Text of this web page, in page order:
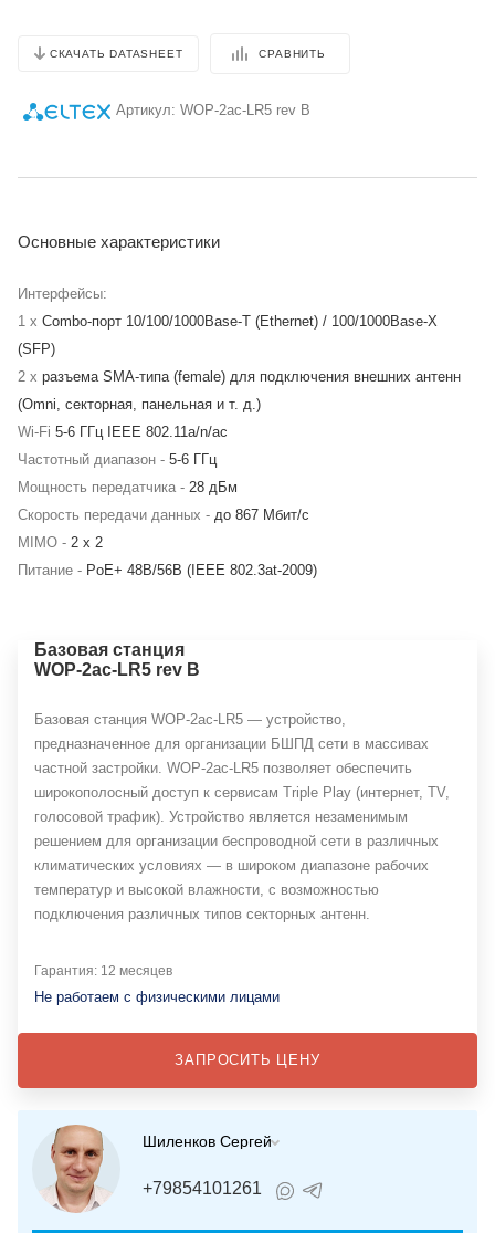
СКАЧАТЬ DATASHEET СРАВНИТЬ
Артикул: WOP-2ac-LR5 rev B
Основные характеристики
Интерфейсы:
1 x Combo-порт 10/100/1000Base-T (Ethernet) / 100/1000Base-X
(SFP)
2 x разъема SMA-типа (female) для подключения внешних антенн
(Omni, секторная, панельная и т. д.)
Wi-Fi 5-6 ГГц IEEE 802.11a/n/ac
Частотный диапазон - 5-6 ГГц
Мощность передатчика - 28 дБм
Скорость передачи данных - до 867 Мбит/c
MIMO - 2 х 2
Питание - PoE+ 48В/56В (IEEE 802.3at-2009)
Базовая станция
WOP-2ac-LR5 rev B
Базовая станция WОP-2ac-LR5 — устройство,
предназначенное для организации БШПД сети в массивах
частной застройки. WOP-2ac-LR5 позволяет обеспечить
широкополосный доступ к сервисам Triple Play (интернет, TV,
голосовой трафик). Устройство является незаменимым
решением для организации беспроводной сети в различных
климатических условиях — в широком диапазоне рабочих
температур и высокой влажности, с возможностью
подключения различных типов секторных антенн.
Гарантия: 12 месяцев
Не работаем с физическими лицами
ЗАПРОСИТЬ ЦЕНУ
Шиленков Сергей
+79854101261